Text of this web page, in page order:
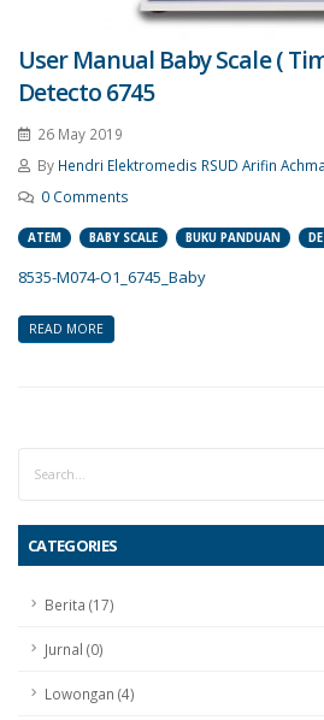
User Manual Baby Scale (
Detecto 6745
26 May 2019
By Hendri Elektromedis RSUD Arifin
0 Comments
ATEM BABY SCALE BUKU PANDUAN
8535-M074-O1_6745_Baby
READ MORE
CATEGORIES
Berita (17)
Jurnal (0)
Lowongan (4)